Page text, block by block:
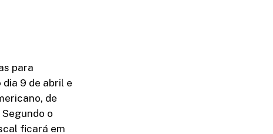
para
9 de abril e
de
o
ficará em